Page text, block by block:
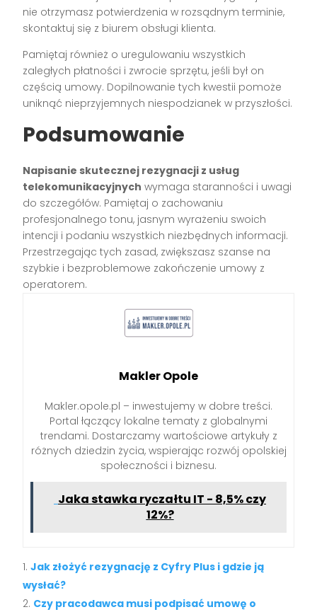
nie otrzymasz potwierdzenia w rozsądnym terminie,
skontaktuj się z biurem obsługi klienta.
Pamiętaj również o uregulowaniu wszystkich
zaległych płatności i zwrocie sprzętu, jeśli był on
częścią umowy. Dopilnowanie tych kwestii pomoże
uniknąć nieprzyjemnych niespodzianek w przyszłości.
Podsumowanie
Napisanie skutecznej rezygnacji z usług
telekomunikacyjnych wymaga staranności i uwagi
do szczegółów. Pamiętaj o zachowaniu
profesjonalnego tonu, jasnym wyrażeniu swoich
intencji i podaniu wszystkich niezbędnych informacji.
Przestrzegając tych zasad, zwiększasz szanse na
szybkie i bezproblemowe zakończenie umowy z
operatorem.
Makler Opole
Makler.opole.pl – inwestujemy w dobre treści.
Portal łączący lokalne tematy z globalnymi
trendami. Dostarczamy wartościowe artykuły z
różnych dziedzin życia, wspierając rozwój opolskiej
społeczności i biznesu.
Jaka stawka ryczałtu IT - 8,5% czy
12%?
Jak złożyć rezygnację z Cyfry Plus i gdzie ją
wysłać?
Czy pracodawca musi podpisać umowę o